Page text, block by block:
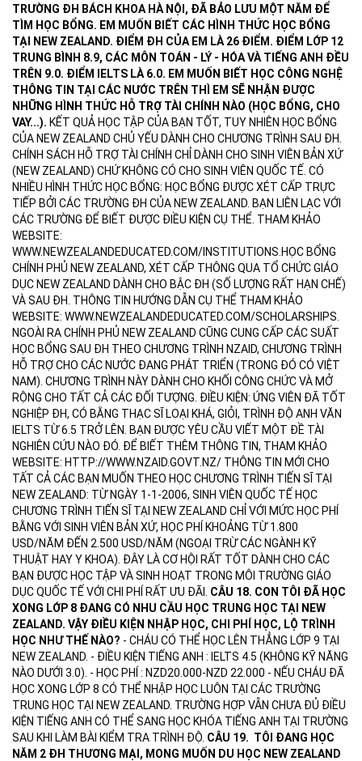
TRƯỜNG ĐH BÁCH KHOA HÀ NỘI, ĐÃ BẢO LƯU MỘT NĂM ĐỂ
TÌM HỌC BỔNG. EM MUỐN BIẾT CÁC HÌNH THỨC HỌC BỔNG
TẠI NEW ZEALAND. ĐIỂM ĐH CỦA EM LÀ 26 ĐIỂM. ĐIỂM LỚP 12
TRUNG BÌNH 8.9, CÁC MÔN TOÁN - LÝ - HÓA VÀ TIẾNG ANH ĐỀU
TRÊN 9.0. ĐIỂM IELTS LÀ 6.0. EM MUỐN BIẾT HỌC CÔNG NGHỆ
THÔNG TIN TẠI CÁC NƯỚC TRÊN THÌ EM SẼ NHẬN ĐƯỢC
NHỮNG HÌNH THỨC HỖ TRỢ TÀI CHÍNH NÀO (HỌC BỔNG, CHO
VAY...). KẾT QUẢ HỌC TẬP CỦA BẠN TỐT, TUY NHIÊN HỌC BỔNG
CỦA NEW ZEALAND CHỦ YẾU DÀNH CHO CHƯƠNG TRÌNH SAU ĐH.
CHÍNH SÁCH HỖ TRỢ TÀI CHÍNH CHỈ DÀNH CHO SINH VIÊN BẢN XỨ
(NEW ZEALAND) CHỨ KHÔNG CÓ CHO SINH VIÊN QUỐC TẾ. CÓ
NHIỀU HÌNH THỨC HỌC BỔNG: HỌC BỔNG ĐƯỢC XÉT CẤP TRỰC
TIẾP BỞI CÁC TRƯỜNG ĐH CỦA NEW ZEALAND. BẠN LIÊN LẠC VỚI
CÁC TRƯỜNG ĐỂ BIẾT ĐƯỢC ĐIỀU KIỆN CỤ THỂ. THAM KHẢO
WEBSITE:
WWW.NEWZEALANDEDUCATED.COM/INSTITUTIONS.HỌC BỔNG
CHÍNH PHỦ NEW ZEALAND, XÉT CẤP THÔNG QUA TỔ CHỨC GIÁO
DỤC NEW ZEALAND DÀNH CHO BẬC ĐH (SỐ LƯỢNG RẤT HẠN CHẾ)
VÀ SAU ĐH. THÔNG TIN HƯỚNG DẪN CỤ THỂ THAM KHẢO
WEBSITE: WWW.NEWZEALANDEDUCATED.COM/SCHOLARSHIPS.
NGOÀI RA CHÍNH PHỦ NEW ZEALAND CŨNG CUNG CẤP CÁC SUẤT
HỌC BỔNG SAU ĐH THEO CHƯƠNG TRÌNH NZAID, CHƯƠNG TRÌNH
HỖ TRỢ CHO CÁC NƯỚC ĐANG PHÁT TRIỂN (TRONG ĐÓ CÓ VIỆT
NAM). CHƯƠNG TRÌNH NÀY DÀNH CHO KHỐI CÔNG CHỨC VÀ MỞ
RỘNG CHO TẤT CẢ CÁC ĐỐI TƯỢNG. ĐIỀU KIỆN: ỨNG VIÊN ĐÃ TỐT
NGHIỆP ĐH, CÓ BẰNG THẠC SĨ LOẠI KHÁ, GIỎI, TRÌNH ĐỘ ANH VĂN
IELTS TỪ 6.5 TRỞ LÊN. BẠN ĐƯỢC YÊU CẦU VIẾT MỘT ĐỀ TÀI
NGHIÊN CỨU NÀO ĐÓ. ĐỂ BIẾT THÊM THÔNG TIN, THAM KHẢO
WEBSITE: HTTP://WWW.NZAID.GOVT.NZ/ THÔNG TIN MỚI CHO
TẤT CẢ CÁC BẠN MUỐN THEO HỌC CHƯƠNG TRÌNH TIẾN SĨ TẠI
NEW ZEALAND: TỪ NGÀY 1-1-2006, SINH VIÊN QUỐC TẾ HỌC
CHƯƠNG TRÌNH TIẾN SĨ TẠI NEW ZEALAND CHỈ VỚI MỨC HỌC PHÍ
BẰNG VỚI SINH VIÊN BẢN XỨ, HỌC PHÍ KHOẢNG TỪ 1.800
USD/NĂM ĐẾN 2.500 USD/NĂM (NGOẠI TRỪ CÁC NGÀNH KỸ
THUẬT HAY Y KHOA). ĐÂY LÀ CƠ HỘI RẤT TỐT DÀNH CHO CÁC
BẠN ĐƯỢC HỌC TẬP VÀ SINH HOẠT TRONG MÔI TRƯỜNG GIÁO
DỤC QUỐC TẾ VỚI CHI PHÍ RẤT ƯU ĐÃI. CÂU 18. CON TÔI ĐÃ HỌC
XONG LỚP 8 ĐANG CÓ NHU CẦU HỌC TRUNG HỌC TẠI NEW
ZEALAND. VẬY ĐIỀU KIỆN NHẬP HỌC, CHI PHÍ HỌC, LỘ TRÌNH
HỌC NHƯ THẾ NÀO? - CHÁU CÓ THỂ HỌC LÊN THẲNG LỚP 9 TẠI
NEW ZEALAND. - ĐIỀU KIỆN TIẾNG ANH : IELTS 4.5 (KHÔNG KỸ NĂNG
NÀO DƯỚI 3.0). - HỌC PHÍ : NZD20.000-NZD 22.000 - NẾU CHÁU ĐÃ
HỌC XONG LỚP 8 CÓ THỂ NHẬP HỌC LUÔN TẠI CÁC TRƯỜNG
TRUNG HỌC TẠI NEW ZEALAND. TRƯỜNG HỢP VẪN CHƯA ĐỦ ĐIỀU
KIỆN TIẾNG ANH CÓ THỂ SANG HỌC KHÓA TIẾNG ANH TẠI TRƯỜNG
SAU KHI LÀM BÀI KIỂM TRA TRÌNH ĐỘ. CÂU 19. TÔI ĐANG HỌC
NĂM 2 ĐH THƯƠNG MẠI, MONG MUỐN DU HỌC NEW ZEALAND